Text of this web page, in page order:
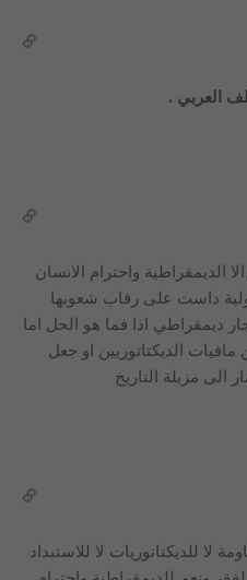
العربي .
الديمقراطية واحترام الانسان
داست على رقاب شعوبها
ديمقراطي اذا فما هو الحل اما
الديكتاتوريين او جعل
الى مزبلة التاريخ
لا للديكتاتوريات لا للاستبداد